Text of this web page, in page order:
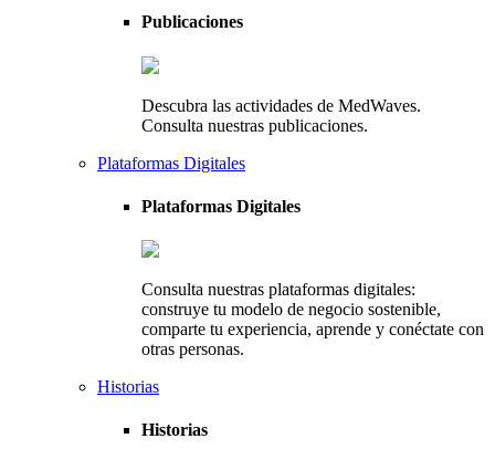
Publicaciones
Descubra las actividades de MedWaves.
Consulta nuestras publicaciones.
Plataformas Digitales
Plataformas Digitales
Consulta nuestras plataformas digitales:
construye tu modelo de negocio sostenible,
comparte tu experiencia, aprende y conéctate con
otras personas.
Historias
Historias